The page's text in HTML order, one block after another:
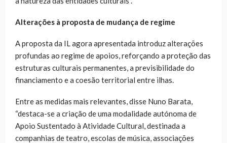
Alterações à proposta de mudança de regime
A proposta da IL agora apresentada introduz alterações
profundas ao regime de apoios, reforçando a proteção das
estruturas culturais permanentes, a previsibilidade do
financiamento e a coesão territorial entre ilhas.
Entre as medidas mais relevantes, disse Nuno Barata,
“destaca-se a criação de uma modalidade autónoma de
Apoio Sustentado à Atividade Cultural, destinada a
companhias de teatro, escolas de música, associações